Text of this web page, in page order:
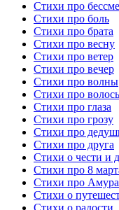
Стихи про
Стихи про боль
Стихи про брата
Стихи про весну
Стихи про ветер
Стихи про вечер
Стихи про волны
Стихи про
Стихи про глаза
Стихи про грозу
Стихи про
Стихи про друга
Стихи о чести и
Стихи про 8
Стихи про Амура
Стихи о
Стихи о радости